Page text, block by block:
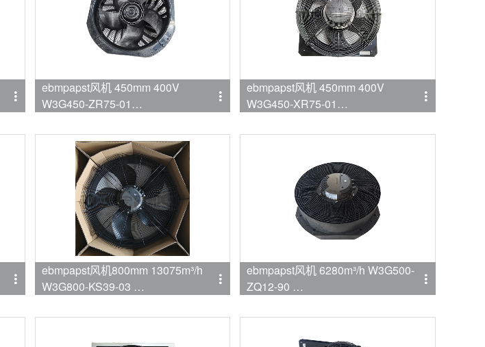
ebmpapst风机 450mm 400V
W3G450-ZR75-01
ebmpapst风机 450mm 400V
W3G450-XR75-01
ebmpapst风机800mm 13075m³/h
W3G800-KS39-03
ebmpapst风机 6280m³/h W3G500-
ZQ12-90